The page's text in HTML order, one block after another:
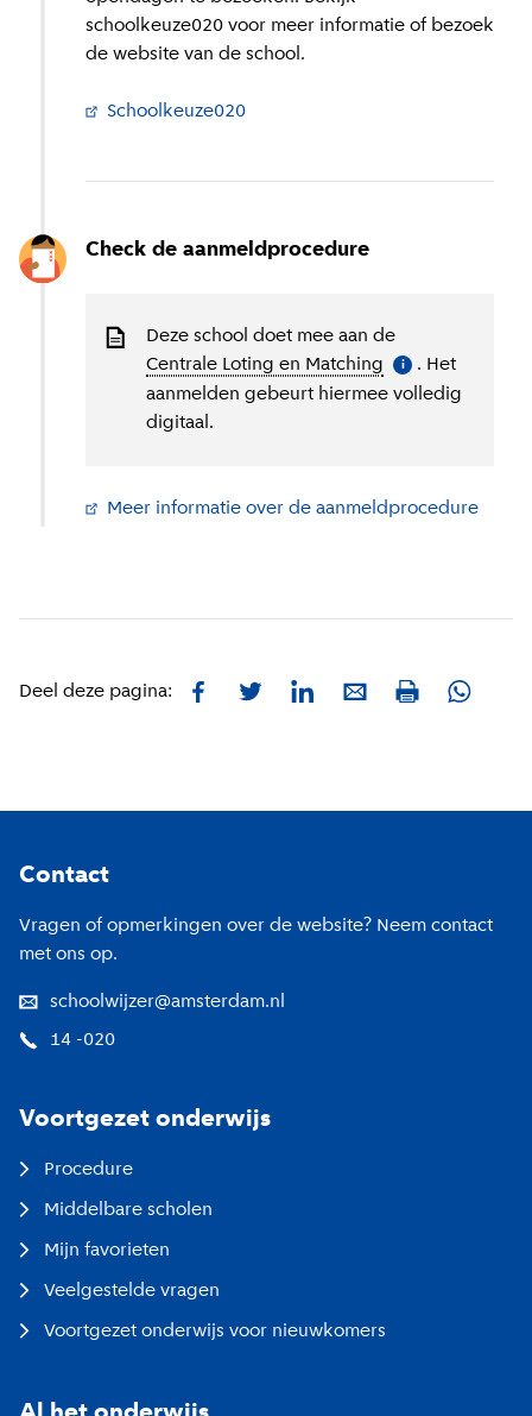
schoolkeuze020 voor meer informatie of bezoek
de website van de school.
Schoolkeuze020
Check de aanmeldprocedure
Deze school doet mee aan de
Centrale Loting en Matching Meer informatie
i
. Het
aanmelden gebeurt hiermee volledig
digitaal.
Meer informatie over de aanmeldprocedure
Deel deze pagina: FacebookTwitterLinkedInE-mailPrint
Contact
Vragen of opmerkingen over de website? Neem contact
met ons op.
schoolwijzer@amsterdam.nl
14 -020
Voortgezet onderwijs
Procedure
Middelbare scholen
Mijn favorieten
Veelgestelde vragen
Voortgezet onderwijs voor nieuwkomers